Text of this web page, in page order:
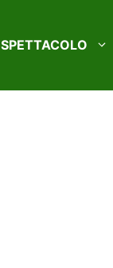
SPETTACOLO